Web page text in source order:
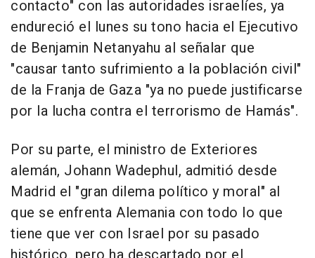
contacto" con las autoridades israelíes, ya
endureció el lunes su tono hacia el Ejecutivo
de Benjamin Netanyahu al señalar que
"causar tanto sufrimiento a la población civil"
de la Franja de Gaza "ya no puede justificarse
por la lucha contra el terrorismo de Hamás".
Por su parte, el ministro de Exteriores
alemán, Johann Wadephul, admitió desde
Madrid el "gran dilema político y moral" al
que se enfrenta Alemania con todo lo que
tiene que ver con Israel por su pasado